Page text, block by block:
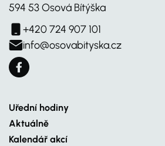
594 53 Osová Bítýška
+420 724 907 101
info@osovabityska.cz
Uřední hodiny
Aktuálně
Kalendář akcí